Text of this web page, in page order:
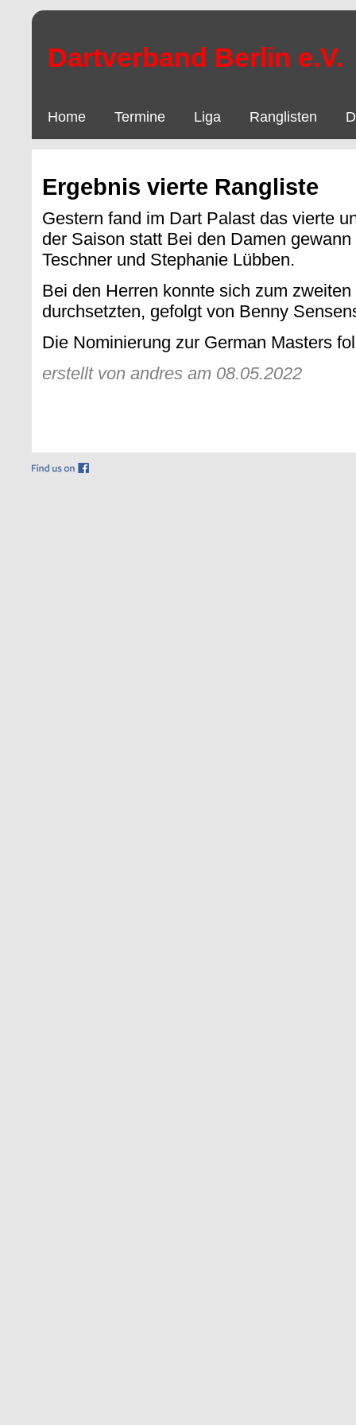
Dartverband Berlin e.V.
Home Termine Liga Ranglisten
Ergebnis vierte Rangliste
Gestern fand im Dart Palast das vierte
der Saison statt Bei den Damen
Teschner und Stephanie Lübben.
Bei den Herren konnte sich zum
durchsetzten, gefolgt von Benny
Die Nominierung zur German Masters
erstellt von andres am 08.05.2022